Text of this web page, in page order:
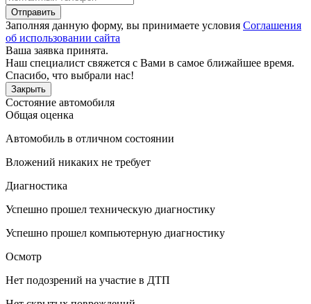
Отправить
Заполняя данную форму, вы принимаете условия Соглашения
об использовании сайта
Ваша заявка принята.
Наш специалист свяжется с Вами в самое ближайшее время.
Спасибо, что выбрали нас!
Закрыть
Состояние автомобиля
Общая оценка
Автомобиль в отличном состоянии
Вложений никаких не требует
Диагностика
Успешно прошел техническую диагностику
Успешно прошел компьютерную диагностику
Осмотр
Нет подозрений на участие в ДТП